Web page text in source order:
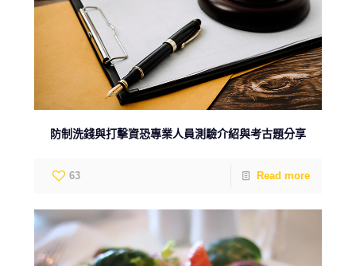
防制洗錢與打擊資恐專業人員測驗介紹與考古題分享
63 Read more